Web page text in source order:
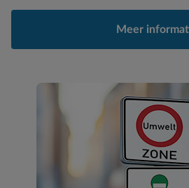
Meer